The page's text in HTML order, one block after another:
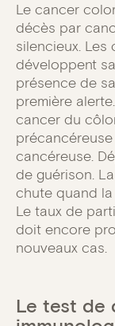
Le cancer
décès par
silencieux. Les
développent
présence de
première
cancer du
précancéreuse
cancéreuse.
de guérison.
chute quand
Le taux de
doit encore
nouveaux cas.
Le test de